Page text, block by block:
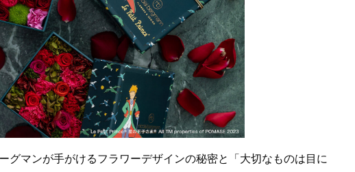
グマンが手がけるフラワーデザインの秘密と「大切なものは目に